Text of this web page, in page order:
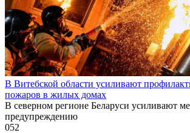
В Витебской области усиливают
пожаров в жилых домах
В северном регионе Беларуси усиливают
предупреждению
052